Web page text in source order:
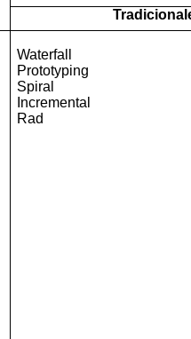
Waterfall
Prototyping
Spiral
Incremental
Rad